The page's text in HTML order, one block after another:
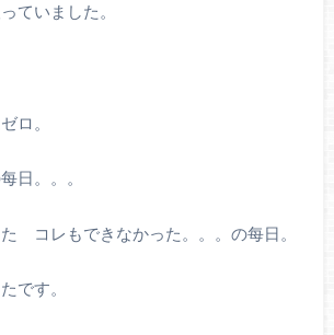
ていました。
ロ。
日。。。
コレもできなかった。。。の每日。
です。